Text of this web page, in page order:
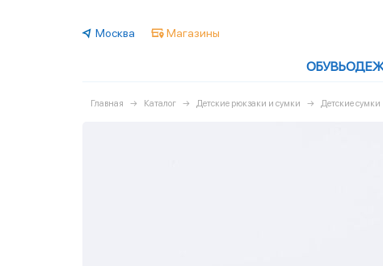
Москва Магазины
ОБУВЬ
Главная Каталог Детские рюкзаки и сумки Детские сумки